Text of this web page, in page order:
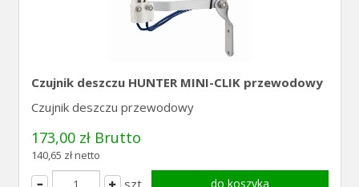
Czujnik deszczu HUNTER MINI-CLIK przewodowy
Czujnik deszczu przewodowy
173,00 zł Brutto
140,65 zł netto
szt do koszyka